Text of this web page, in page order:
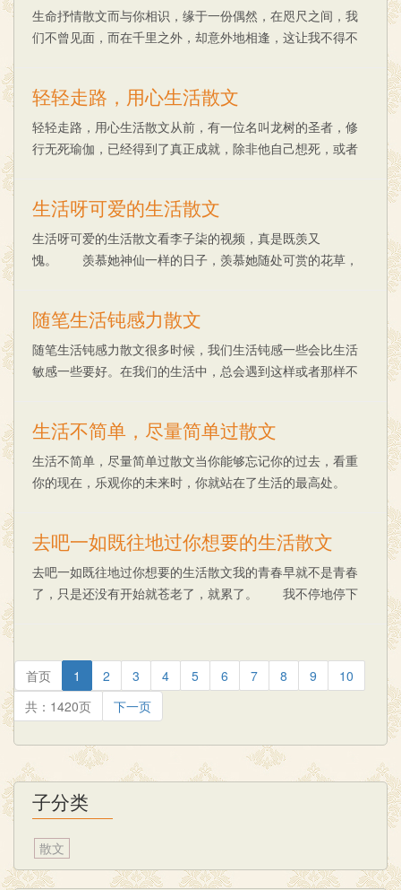
生命抒情散文而与你相识，缘于一份偶然，在咫尺之间，我
们不曾见面，而在千里之外，却意外地相逢，这让我不得不
轻轻走路，用心生活散文
轻轻走路，用心生活散文从前，有一位名叫龙树的圣者，修
行无死瑜伽，已经得到了真正成就，除非他自己想死，或者
生活呀可爱的生活散文
生活呀可爱的生活散文看李子柒的视频，真是既羡又
愧。 羡慕她神仙一样的日子，羡慕她随处可赏的花草，
随笔生活钝感力散文
随笔生活钝感力散文很多时候，我们生活钝感一些会比生活
敏感一些要好。在我们的生活中，总会遇到这样或者那样不
生活不简单，尽量简单过散文
生活不简单，尽量简单过散文当你能够忘记你的过去，看重
你的现在，乐观你的未来时，你就站在了生活的最高处。
去吧一如既往地过你想要的生活散文
去吧一如既往地过你想要的生活散文我的青春早就不是青春
了，只是还没有开始就苍老了，就累了。 我不停地停下
首页 1 2 3 4 5 6 7 8 9
10
共：1420页
下一页
子分类
散文